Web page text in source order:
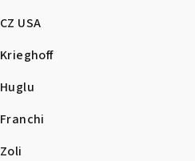
CZ USA
Krieghoff
Huglu
Franchi
Zoli